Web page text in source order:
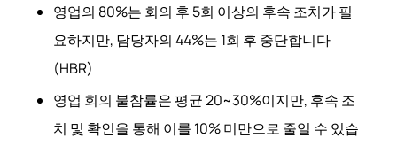
영업의 80%는 회의 후 5회 이상의 후속 조치가 필
요하지만, 담당자의 44%는 1회 후 중단합니다
(HBR)
영업 회의 불참률은 평균 20~30%이지만, 후속 조
치 및 확인을 통해 이를 10% 미만으로 줄일 수 있습